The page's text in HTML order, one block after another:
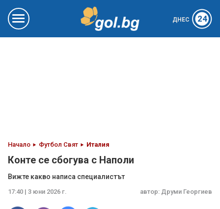
ДНЕС 24
Начало Футбол Свят Италия
Конте се сбогува с Наполи
Вижте какво написа специалистът
17:40 | 3 юни 2026 г. автор: Друми Георгиев